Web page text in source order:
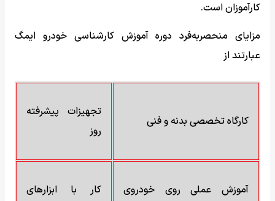
کارآموزان است.
مزایای منحصربه‌فرد دوره آموزش کارشناسی خودرو ایمگ
عبارتند از
کارگاه تخصصی بدنه و فنی
تجهیزات پیشرفته
روز
آموزش عملی روی خودروی
کار با ابزارهای